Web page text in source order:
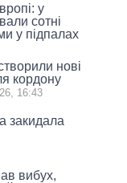
у
сотні
у підпалах
нові
кордону
16:43
закидала
вибух,